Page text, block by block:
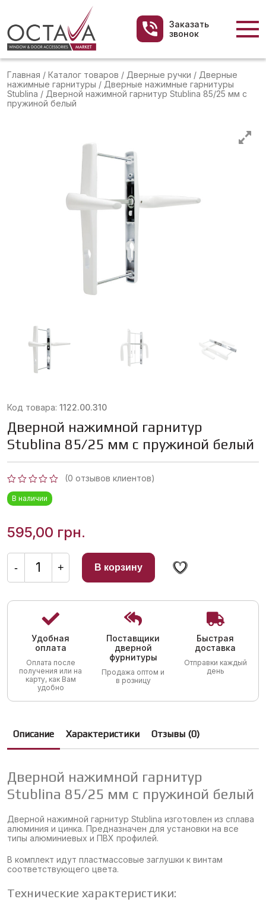
Заказать
звонок
Главная / Каталог товаров / Дверные ручки / Дверные
нажимные гарнитуры / Дверные нажимные гарнитуры
Stublina / Дверной нажимной гарнитур Stublina 85/25 мм с
пружиной белый
Код товара: 1122.00.310
Дверной нажимной гарнитур
Stublina 85/25 мм с пружиной белый
Оценка
0
из
(0 отзывов клиентов)
В наличии
595,00 грн.
-
Количество
товара
Дверной
нажимной
белый
+ В корзину
Удобная
оплата
Оплата после
получения или на
карту, как Вам
удобно
Поставщики
дверной
фурнитуры
Продажа оптом и
в розницу
Быстрая
доставка
Отправки каждый
день
Описание Характеристики Отзывы (0)
Дверной нажимной гарнитур
Stublina 85/25 мм с пружиной белый
Дверной нажимной гарнитур Stublina изготовлен из сплава
алюминия и цинка. Предназначен для установки на все
типы алюминиевых и ПВХ профилей.
В комплект идут пластмассовые заглушки к винтам
соответствующего цвета.
Технические характеристики: